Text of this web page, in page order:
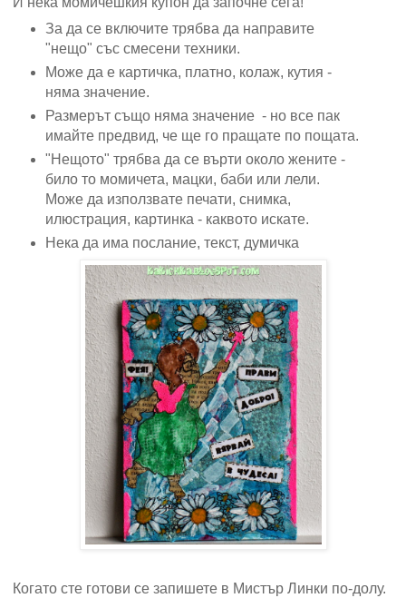
За да се включите трябва да направите
"нещо" със смесени техники.
Може да е картичка, платно, колаж, кутия -
няма значение.
Размерът също няма значение - но все пак
имайте предвид, че ще го пращате по пощата.
"Нещото" трябва да се върти около жените -
било то момичета, мацки, баби или лели.
Може да използвате печати, снимка,
илюстрация, картинка - каквото искате.
Нека да има послание, текст, думичкa
Когато сте готови се запишете в Мистър Линки по-долу.